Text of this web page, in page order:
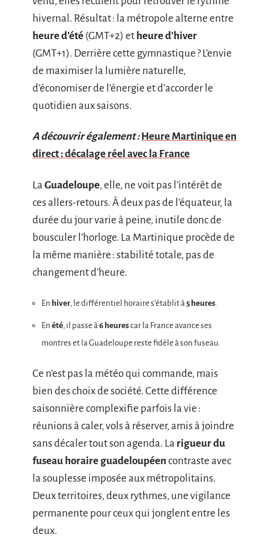
hivernal. Résultat : la métropole alterne entre
heure d’été (GMT+2) et heure d’hiver
(GMT+1). Derrière cette gymnastique ? L’envie
de maximiser la lumière naturelle,
d’économiser de l’énergie et d’accorder le
quotidien aux saisons.
A découvrir également : Heure Martinique en
direct : décalage réel avec la France
La Guadeloupe, elle, ne voit pas l’intérêt de
ces allers-retours. À deux pas de l’équateur, la
durée du jour varie à peine, inutile donc de
bousculer l’horloge. La Martinique procède de
la même manière : stabilité totale, pas de
changement d’heure.
En hiver, le différentiel horaire s’établit à5 heures.
En été, il passe à 6 heurescar la France avance ses
montres et la Guadeloupe reste fidèle à son fuseau.
Ce n’est pas la météo qui commande, mais
bien des choix de société. Cette différence
saisonnière complexifie parfois la vie :
réunions à caler, vols à réserver, amis à joindre
sans décaler tout son agenda. La rigueur du
fuseau horaire guadeloupéen contraste avec
la souplesse imposée aux métropolitains.
Deux territoires, deux rythmes, une vigilance
permanente pour ceux qui jonglent entre les
deux.